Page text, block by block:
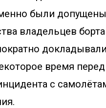
были
владельцев
докладывали
время
с